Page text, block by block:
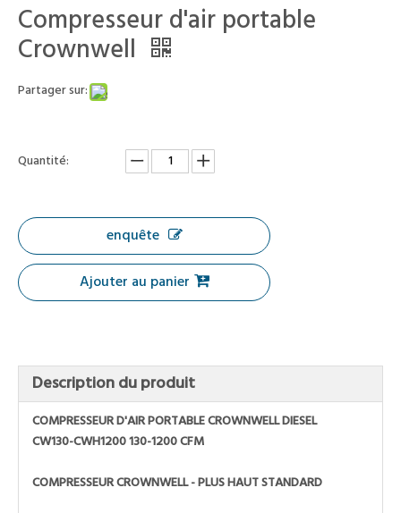
Compresseur d'air portable
Crownwell
Partager sur:
Quantité:
enquête
Ajouter au panier
Description du produit
COMPRESSEUR D'AIR PORTABLE CROWNWELL DIESEL
CW130-CWH1200 130-1200 CFM
COMPRESSEUR CROWNWELL - PLUS HAUT STANDARD